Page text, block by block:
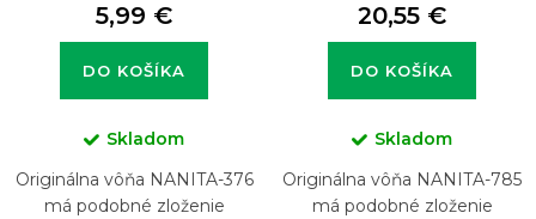
5,99 €
DO KOŠÍKA
Skladom
Originálna vôňa NANITA-376
má podobné zloženie
20,55 €
DO KOŠÍKA
Skladom
Originálna vôňa NANITA-785
má podobné zloženie